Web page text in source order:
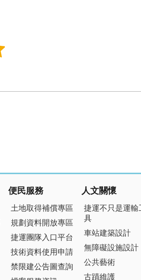
便民服務
土地取得補償專區
規劃資料開放專區
捷運團隊入口平台
技術資料使用申請
禁限建公告圖查詢
人文關懷
捷運不只是運輸
具
車站建築設計
無障礙設施設計
公共藝術
古蹟維護